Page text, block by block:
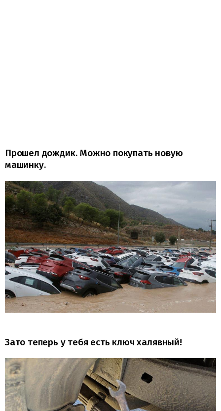
Прошел дождик. Можно покупать новую
машинку.
Зато теперь у тебя есть ключ халявный!